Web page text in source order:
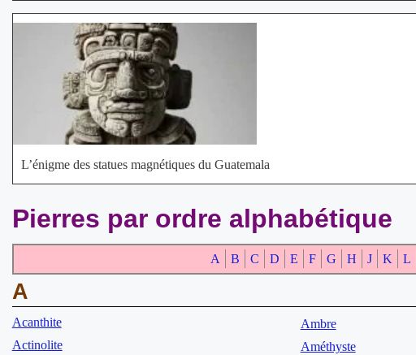
L’énigme des statues magnétiques du Guatemala
Pierres par ordre alphabétique
A B C D E F G H J K L
A
Acanthite
Actinolite
Ambre
Améthyste